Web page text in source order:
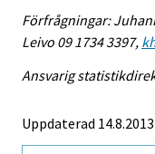
Förfrågningar:
Leivo 09 1734 3397,
Ansvarig
Uppdaterad 14.8.2013